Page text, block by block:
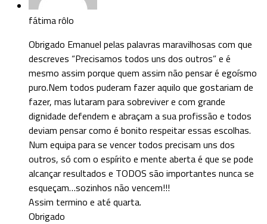
fátima rôlo
Obrigado Emanuel pelas palavras maravilhosas com que
descreves “Precisamos todos uns dos outros” e é
mesmo assim porque quem assim não pensar é egoísmo
puro.Nem todos puderam fazer aquilo que gostariam de
fazer, mas lutaram para sobreviver e com grande
dignidade defendem e abraçam a sua profissão e todos
deviam pensar como é bonito respeitar essas escolhas.
Num equipa para se vencer todos precisam uns dos
outros, só com o espírito e mente aberta é que se pode
alcançar resultados e TODOS são importantes nunca se
esqueçam…sozinhos não vencem!!!
Assim termino e até quarta.
Obrigado